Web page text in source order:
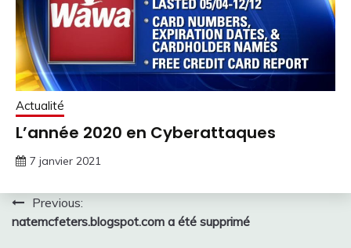
Actualité
L’année 2020 en Cyberattaques
7 janvier 2021
Navigation
de
Previous:
natemcfeters.blogspot.com a été supprimé